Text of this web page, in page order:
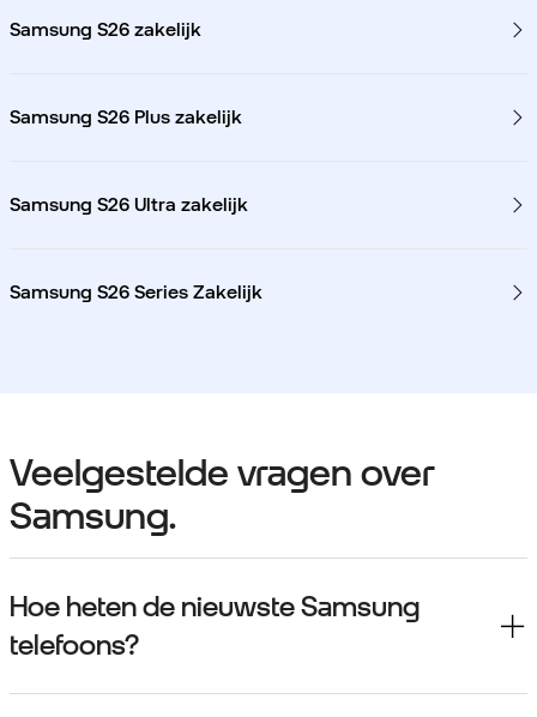
Samsung S26 zakelijk
Samsung S26 Plus zakelijk
Samsung S26 Ultra zakelijk
Samsung S26 Series Zakelijk
Veelgestelde vragen over
Samsung.
Hoe heten de nieuwste Samsung
telefoons?